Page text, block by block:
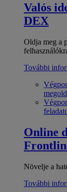
Valós
DEX
Oldja meg a
További
Online
Növelje a
További